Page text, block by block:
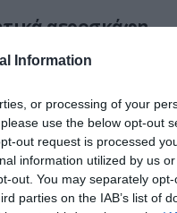
Information
or processing of your
use the below opt-out
out request is processed
information utilized by us
out. You may separately
parties on the IAB’s list of
αεροσκάφη
και 6
τα 2
Αιγαίο.